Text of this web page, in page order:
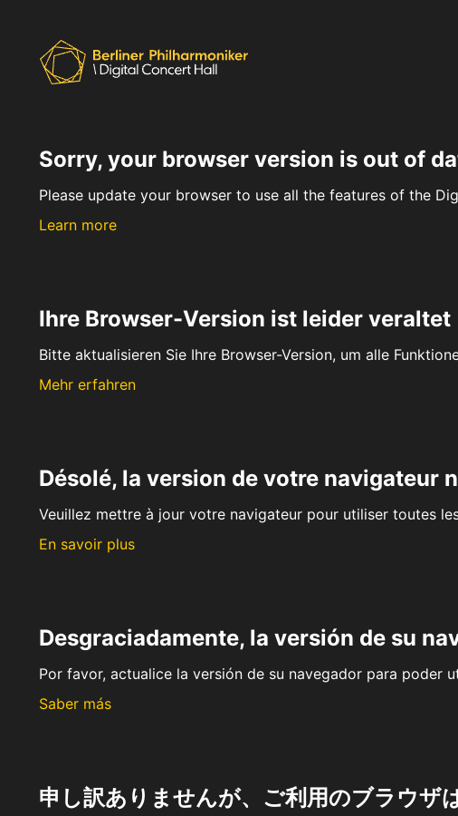
Sorry, your browser version is out of
Please update your browser to use all the features of the
Learn more
Ihre Browser-Version ist leider veraltet
Bitte aktualisieren Sie Ihre Browser-Version, um alle
Mehr erfahren
Désolé, la version de votre navigateur
Veuillez mettre à jour votre navigateur pour utiliser toutes
En savoir plus
Desgraciadamente, la versión de su
Por favor, actualice la versión de su navegador para poder
Saber más
申し訳ありませんが、ご利用のブラウザ